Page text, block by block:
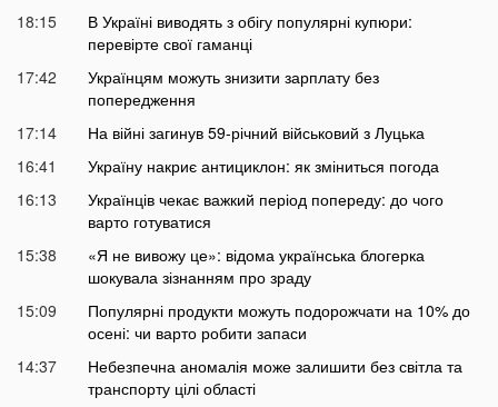
18:15
В Україні виводять з обігу популярні купюри:
перевірте свої гаманці
17:42
Українцям можуть знизити зарплату без
попередження
17:14
На війні загинув 59-річний військовий з Луцька
16:41
Україну накриє антициклон: як зміниться погода
16:13
Українців чекає важкий період попереду: до чого
варто готуватися
15:38
«Я не вивожу це»: відома українська блогерка
шокувала зізнанням про зраду
15:09
Популярні продукти можуть подорожчати на 10% до
осені: чи варто робити запаси
14:37
Небезпечна аномалія може залишити без світла та
транспорту цілі області